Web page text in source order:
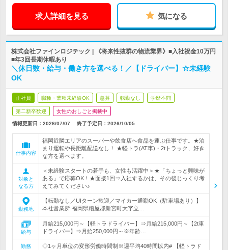
求人詳細を見る 気になる
株式会社ファインロジテック | 《将来性抜群の物流業界》■入社祝金10万円
■年3回長期休暇あり
＼休日数・給与・働き方を選べる！／【ドライバー】☆未経験
OK
正社員 職種・業種未経験OK 急募 転勤なし 学歴不問
第二新卒歓迎 女性のおしごと掲載中
情報更新日：2026/07/07 終了予定日： 2026/10/05
仕事内容
福岡近隣エリアのスーパーや飲食店へ食品を運ぶ仕事です。★泊
まり運転や長距離配送なし！ ★軽トラ(AT車)・2tトラック、好き
な方を選べます。
対象と
なる方
＜未経験スタートの若手も、女性も活躍中＞★「ちょっと興味が
ある」で応募OK！★面接1回⇒入社するかは、その後じっくり考
えてみてください♪
勤務地
【転勤なし／UIターン歓迎／マイカー通勤OK（駐車場あり）】
本社営業所 福岡県糟屋郡新宮町大字立…
給与
月給215,000円～【軽トラドライバー】⇒月給215,000円～【2t車
ドライバー】⇒月給250,000円～※年齢…
勤務
◇1ヶ月単位の変形労働時間制※週平均40時間以内# 【軽トラド